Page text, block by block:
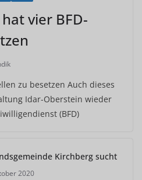
vier BFD-
zu besetzen Auch dieses
Idar-Oberstein wieder
(BFD)
Kirchberg sucht
2020